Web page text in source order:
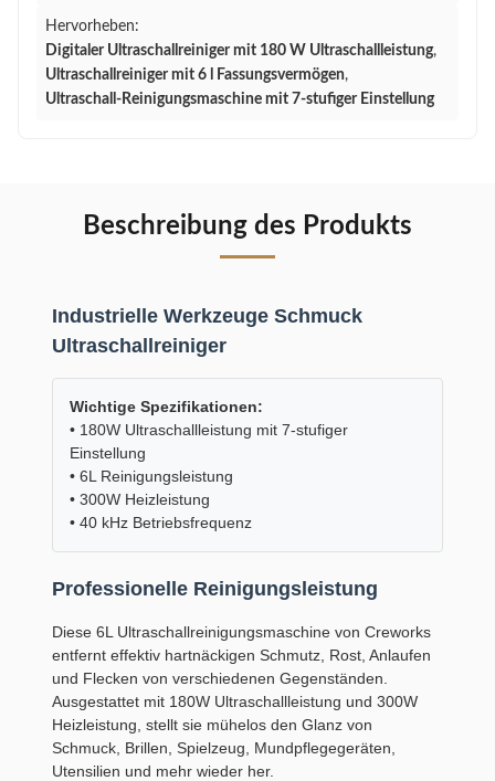
Hervorheben:
Digitaler Ultraschallreiniger mit 180 W Ultraschallleistung,
Ultraschallreiniger mit 6 l Fassungsvermögen,
Ultraschall-Reinigungsmaschine mit 7-stufiger Einstellung
Beschreibung des Produkts
Industrielle Werkzeuge Schmuck
Ultraschallreiniger
Wichtige Spezifikationen:
• 180W Ultraschallleistung mit 7-stufiger
Einstellung
• 6L Reinigungsleistung
• 300W Heizleistung
• 40 kHz Betriebsfrequenz
Professionelle Reinigungsleistung
Diese 6L Ultraschallreinigungsmaschine von Creworks
entfernt effektiv hartnäckigen Schmutz, Rost, Anlaufen
und Flecken von verschiedenen Gegenständen.
Ausgestattet mit 180W Ultraschallleistung und 300W
Heizleistung, stellt sie mühelos den Glanz von
Schmuck, Brillen, Spielzeug, Mundpflegegeräten,
Utensilien und mehr wieder her.